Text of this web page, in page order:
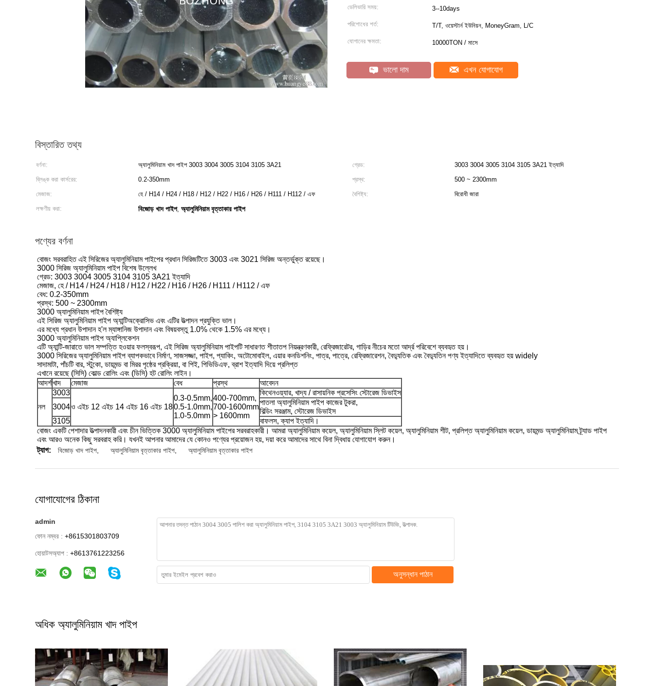
ডেলিভারি সময়: 3--10days
পরিশোধের শর্ত: T/T, ওয়েস্টার্ন ইউনিয়ন, MoneyGram, L/C
যোগানের ক্ষমতা: 10000TON / মাসে
ভালো দাম এখন যোগাযোগ
বিস্তারিত তথ্য
বর্ণনা: অ্যালুমিনিয়াম খাদ পাইপ 3003 3004 3005 3104 3105 3A21 গ্রেড:
3003 3004 3005 3104 3105 3A21 ইত্যাদি
ব্লিঙ্ক করা কার্সরের:
0.2-350mm প্রস্থ:
500 ~ 2300mm
মেজাজ:
হে / H14 / H24 / H18 / H12 / H22 / H16 / H26 / H111 / H112 / এফ বৈশিষ্ট্য:
বিরোধী জারা
লক্ষণীয় করা:
বিজোড় খাদ পাইপ, অ্যালুমিনিয়াম বৃত্তাকার পাইপ
পণ্যের বর্ণনা
বোজং সরবরাহিত এই সিরিজের অ্যালুমিনিয়াম পাইপের প্রধান সিরিজটিতে 3003 এবং 3021 সিরিজ অন্তর্ভুক্ত রয়েছে।
3000 সিরিজ অ্যালুমিনিয়াম পাইপ বিশেষ উল্লেখ
গ্রেড: 3003 3004 3005 3104 3105 3A21 ইত্যাদি
মেজাজ, হে / H14 / H24 / H18 / H12 / H22 / H16 / H26 / H111 / H112 / এফ
বেধ: 0.2-350mm
প্রস্থ: 500 ~ 2300mm
3000 অ্যালুমিনিয়াম পাইপ বৈশিষ্ট্য
এই সিরিজ অ্যালুমিনিয়াম পাইপ অ্যান্টিঅক্রোসিভ এবং এটির উত্পাদন প্রযুক্তি ভাল।
এর মধ্যে প্রধান উপাদান হ'ল ম্যাঙ্গানিজ উপাদান এবং বিষয়বস্তু 1.0% থেকে 1.5% এর মধ্যে।
3000 অ্যালুমিনিয়াম পাইপ অ্যাপ্লিকেশন
এটি অ্যান্টি-জারাতে ভাল সম্পত্তি হওয়ার ফলস্বরূপ, এই সিরিজ অ্যালুমিনিয়াম পাইপটি সাধারণত শীতাতপ নিয়ন্ত্রণকারী, রেফ্রিজারেটর, গাড়ির নীচের মতো আর্দ্র পরিবেশে ব্যবহৃত হয়।
3000 সিরিজের অ্যালুমিনিয়াম পাইপ ব্যাপকভাবে নির্মাণ, সাজসজ্জা, পাইপ, প্যাকিং, অটোমোবাইল, এয়ার কনডিশনিং, পাত্র, পাত্রে, রেফ্রিজারেশন, বৈদ্যুতিক এবং বৈদ্যুতিন পণ্য ইত্যাদিতে ব্যবহৃত হয় widely
সাদামাটা, পাঁচটি বার, স্টুকো, ডায়মন্ড বা মিরর পৃষ্ঠের প্রক্রিয়া, বা পিই, পিভিডিএফ, ব্রাশ ইত্যাদি দিয়ে প্রলিপ্ত
এখানে রয়েছে (সিসি) কোল্ড রোলিং এবং (ডিসি) হট রোলিং লাইন।
আদর্শখাদ মেজাজ বেধ প্রস্থ আবেদন
নল
3003
ও এইচ 12 এইচ 14 এইচ 16 এইচ 18
0.3-0.5mm,
0.5-1.0mm,
1.0-5.0mm
400-700mm,
700-1600mm
> 1600mm
কিথেনওয়্যার, খাদ্য / রাসায়নিক প্রসেসিং স্টোরেজ ডিভাইস
3004
পাতলা অ্যালুমিনিয়াম পাইপ কাজের টুকরা,
বিল্ডিং সরঞ্জাম, স্টোরেজ ডিভাইস
3105
বাফলস, ক্যাপ ইত্যাদি।
বোজং একটি পেশাদার উত্পাদনকারী এবং চীন ভিত্তিক 3000 অ্যালুমিনিয়াম পাইপের সরবরাহকারী। আমরা অ্যালুমিনিয়াম কয়েল, অ্যালুমিনিয়াম স্লিট কয়েল, অ্যালুমিনিয়াম শীট, প্রলিপ্ত অ্যালুমিনিয়াম কয়েল, ডায়মন্ড অ্যালুমিনিয়াম ট্র্যাড পাইপ
এবং আরও অনেক কিছু সরবরাহ করি। যখনই আপনার আমাদের যে কোনও পণ্যের প্রয়োজন হয়, দয়া করে আমাদের সাথে বিনা দ্বিধায় যোগাযোগ করুন।
ট্যাগ:
বিজোড় খাদ পাইপ অ্যালুমিনিয়াম বৃত্তাকার পাইপ অ্যালুমিনিয়াম বৃত্তাকার পাইপ
যোগাযোগের ঠিকানা
admin
ফোন নম্বর : +8615301803709
হোয়াটসঅ্যাপ : +8613761223256
অনুসন্ধান পাঠান
অধিক অ্যালুমিনিয়াম খাদ পাইপ